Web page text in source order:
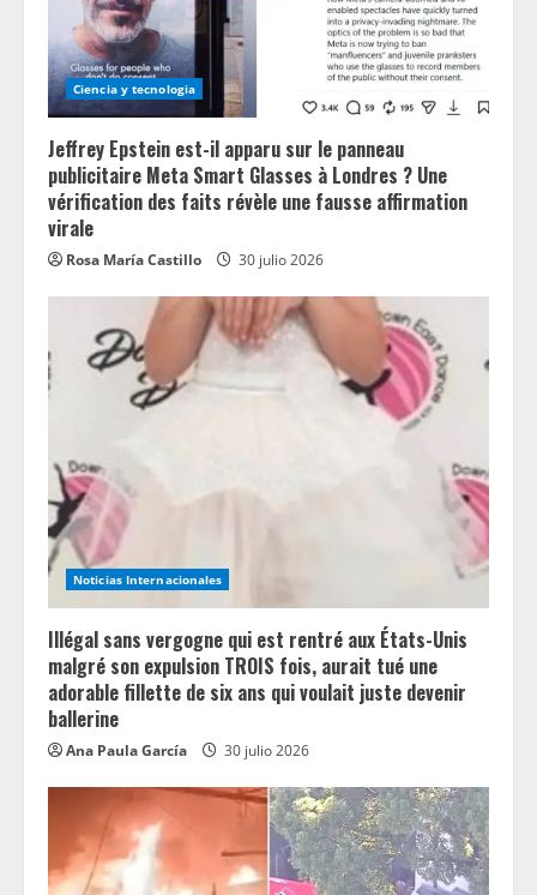
Ciencia y tecnologia
Jeffrey Epstein est-il apparu sur le panneau
publicitaire Meta Smart Glasses à Londres ? Une
vérification des faits révèle une fausse affirmation
virale
Rosa María Castillo 30 julio 2026
Noticias Internacionales
Illégal sans vergogne qui est rentré aux États-Unis
malgré son expulsion TROIS fois, aurait tué une
adorable fillette de six ans qui voulait juste devenir
ballerine
Ana Paula García 30 julio 2026